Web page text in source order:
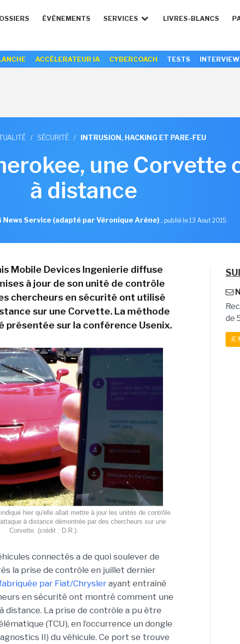
ÉVÉNEMENTS SERVICES LIVRES-BLANCS
ACCÉLERATEUR IA CYBERCOACH TESTS
/ SÉCURITÉ / INTRUSION, HACKING ET PARE-FEU
une Corvette
à distance
News Service (adapté par Véronique Arène), publié le 13 Aout 2015
Mobile Devices Ingenierie diffuse
à jour de son unité de contrôle
chercheurs en sécurité ont utilisé
sur une Corvette. La méthode
présentée sur la conférence Usenix.
hier qu'elle allait mettre à jour les unités de contrôle
à distance démontrée par des chercheurs sur une
Corvette. (crédit : D.R.).
connectés a de quoi soulever de
la prise de contrôle en juillet dernier
par Fiat/Chryslerayant entraîné
en sécurité ont montré comment une
La prise de contrôle a pu être
(TCU), en l’occurrence un dongle
II) du véhicule. Ce port se trouve
de
JE